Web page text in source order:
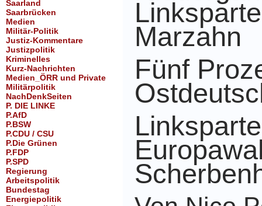
Saarland
Saarbrücken
Medien
Militär-Politik
Justiz-Kommentare
Justizpolitik
Kriminelles
Kurz-Nachrichten
Medien_ÖRR und Private
Militärpolitik
NachDenkSeiten
P. DIE LINKE
P.AfD
P.BSW
P.CDU / CSU
P.Die Grünen
P.FDP
P.SPD
Regierung
Arbeitspolitik
Bundestag
Energiepolitik
Marzahn
Fünf